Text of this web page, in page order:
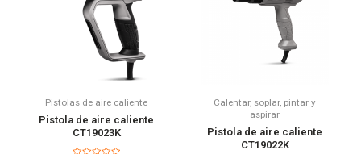
Pistolas de aire caliente
Pistola de aire caliente
CT19023K
Calentar, soplar, pintar y
aspirar
Pistola de aire caliente
CT19022K